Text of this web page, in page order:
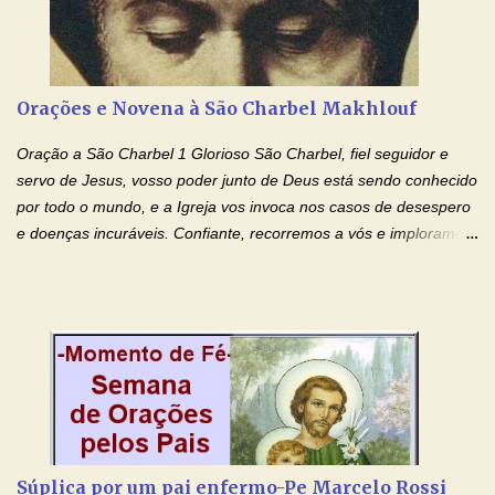
ajudando-me e eu me esforçarei para imitar tuas virtudes.
Glória… Amável protetor meu, o estudo geralmente é difícil, duro
e entediante para mim. Tu podes deixar tudo isso mais fácil e
agradável. Espera somente meu chamado. Eu te prometo um
esforço maior em meus estudos e uma vida mais digna de tua
santidade. Glória… Deus, que quiseste atrair tudo a teu unigênito
Filho, que foi crucificado, permite que, pelos méritos e exemplos
de te...
Orações e Novena à São Charbel Makhlouf
Oração a São Charbel 1 Glorioso São Charbel, fiel seguidor e
servo de Jesus, vosso poder junto de Deus está sendo conhecido
por todo o mundo, e a Igreja vos invoca nos casos de desespero
e doenças incuráveis. Confiante, recorremos a vós e imploramos
Queremos sempre lembrar-nos deste favor, da vossa intercessão
e invocar-vos como nosso patrono, para maior glória de Deus e o
bem de nossas almas. São Charbel! Rogai por Nós e por todos
aqueles que invocam o vosso nome e auxílio. Amén. Oração 2 Ó
Deus, admirável em Vossos Santos, Vós que inspirastes a São
Charbel seguir o caminho da perfeição, lhe concedestes a graça
Súplica por um pai enfermo-Pe Marcelo Rossi